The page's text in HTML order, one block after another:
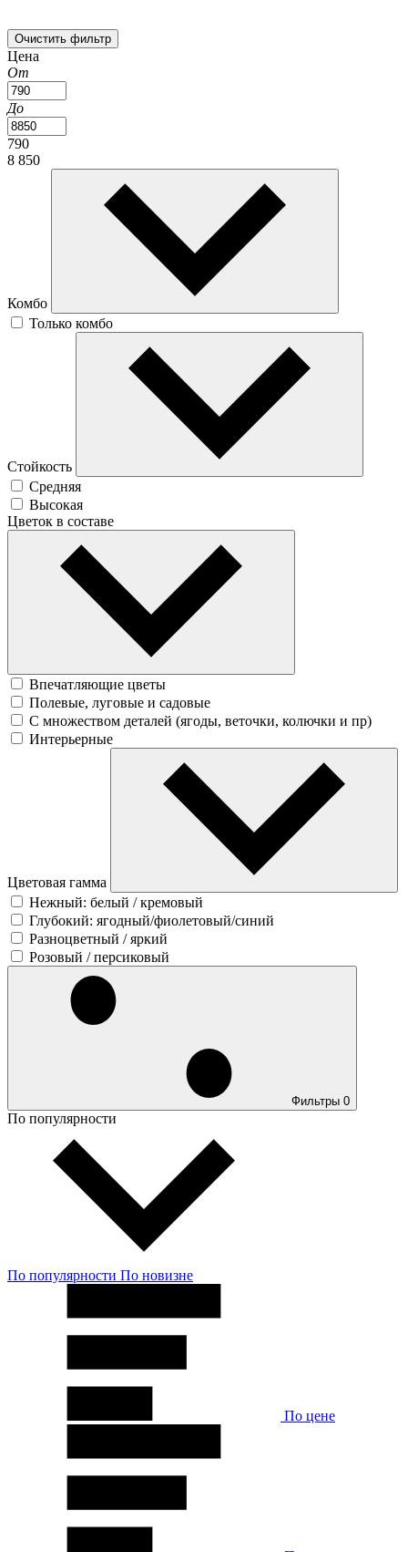
Очистить фильтр
Цена
От
До
790
8 850
Комбо
Только комбо
Стойкость
Средняя
Высокая
Цветок в составе
Впечатляющие цветы
Полевые, луговые и садовые
С множеством деталей (ягоды, веточки, колючки и пр)
Интерьерные
Цветовая гамма
Нежный: белый / кремовый
Глубокий: ягодный/фиолетовый/синий
Разноцветный / яркий
Розовый / персиковый
Фильтры 0
По популярности
По популярности По новизне
По цене